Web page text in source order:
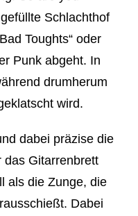
Schlachthof
Toughts“ oder
Punk abgeht. In
drumherum
wird.
dabei präzise die
das Gitarrenbrett
als die Zunge, die
Dabei